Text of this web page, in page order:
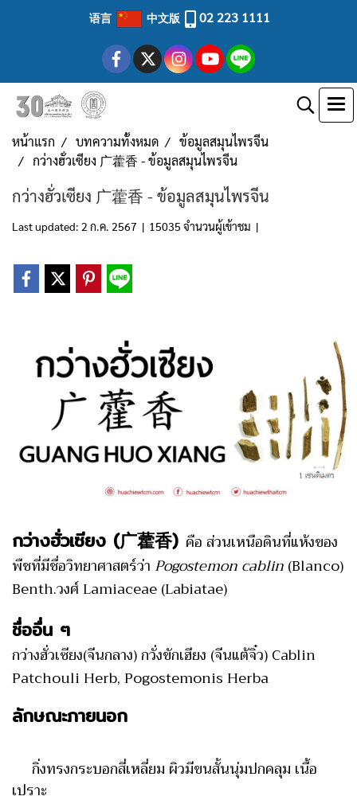
语言 中文版 02 223 1111
หน้าแรก บทความทั้งหมด
ข้อมูลสมุนไพรจีน
กว่างฮั่วเซียง 广藿香 - ข้อมูลสมุนไพรจีน
กว่างฮั่วเซียง 广藿香 - ข้อมูลสมุนไพรจีน
Last updated: 2 ก.ค. 2567 | 15035 จำนวนผู้เข้าชม |
กว่างฮั่วเซียง (广藿香) คือ ส่วนเหนือดินที่แห้งของ
พืชที่มีชื่อวิทยาศาสตร์ว่า Pogostemon cablin(Blanco)
Benth.วงศ์ Lamiaceae (Labiatae)
ชื่ออื่น ๆ
กว่างฮั่วเซียง(จีนกลาง) กวั่งขักเฮียง (จีนแต้จิ๋ว) Cablin
Patchouli Herb, Pogostemonis Herba
ลักษณะภายนอก
กิ่งทรงกระบอกสี่เหลี่ยม ผิวมีขนสั้นนุ่มปกคลุม เนื้อ
เปราะ